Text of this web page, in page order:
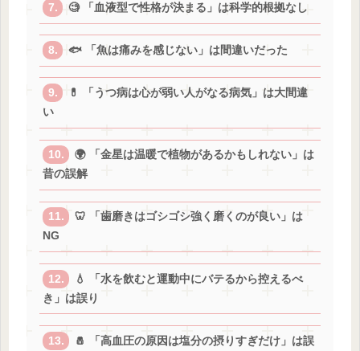
🧐 「血液型で性格が決まる」は科学的根拠なし
🐟 「魚は痛みを感じない」は間違いだった
💊 「うつ病は心が弱い人がなる病気」は大間違
い
🌍 「金星は温暖で植物があるかもしれない」は
昔の誤解
🦷 「歯磨きはゴシゴシ強く磨くのが良い」は
NG
💧 「水を飲むと運動中にバテるから控えるべ
き」は誤り
🧂 「高血圧の原因は塩分の摂りすぎだけ」は誤